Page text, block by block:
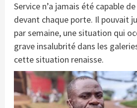
Service n’a jamais été capable
devant chaque porte. Il pouvait
par semaine, une situation qui
grave insalubrité dans les
cette situation renaisse.